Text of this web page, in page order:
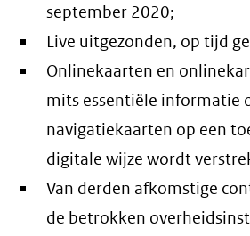
september 2020;
Live uitgezonden, op tijd
Onlinekaarten en
mits essentiële informatie
navigatiekaarten op een
digitale wijze wordt
Van derden afkomstige
de betrokken